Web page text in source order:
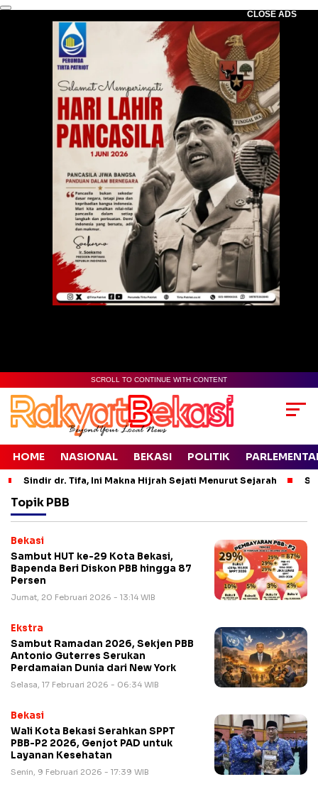
CLOSE ADS
SCROLL TO CONTINUE WITH CONTENT
HOME NASIONAL BEKASI POLITIK
Sindir dr. Tifa, Ini Makna Hijrah Sejati Menurut Sejarah
Topik PBB
Bekasi
Sambut HUT ke-29 Kota Bekasi,
Bapenda Beri Diskon PBB hingga 87
Persen
Jumat, 20 Februari 2026 - 13:14 WIB
Ekstra
Sambut Ramadan 2026, Sekjen PBB
Antonio Guterres Serukan
Perdamaian Dunia dari New York
Selasa, 17 Februari 2026 - 06:34 WIB
Bekasi
Wali Kota Bekasi Serahkan SPPT
PBB-P2 2026, Genjot PAD untuk
Layanan Kesehatan
Senin, 9 Februari 2026 - 17:39 WIB